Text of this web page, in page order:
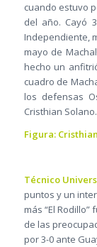
cuando estuvo
del año. Cayó
Independiente,
mayo de
hecho un
cuadro de
los defensas
Cristhian Solano.
Figura:
Técnico
puntos y un
más “El
de las
por 3-0 ante